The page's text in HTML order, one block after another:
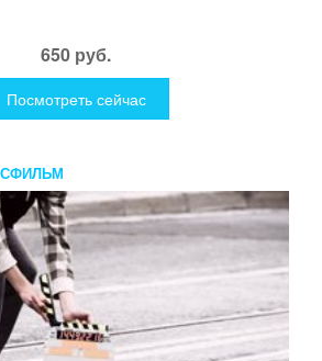
650 руб.
Посмотреть сейчас